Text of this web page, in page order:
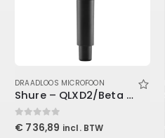
DRAADLOOS MICROFOON
Shure – QLXD2/Beta 87A Handheld Transmitter
0out of 5
€ 736,89 incl. BTW